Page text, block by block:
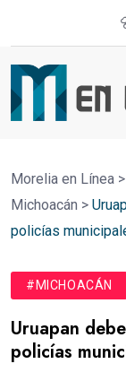
Morelia en Línea >
Michoacán >
policías
#MICHOACÁN
Uruapan
policías